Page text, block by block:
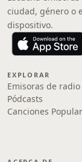
ciudad, género o
dispositivo.
EXPLORAR
Emisoras de radio
Pódcasts
Canciones